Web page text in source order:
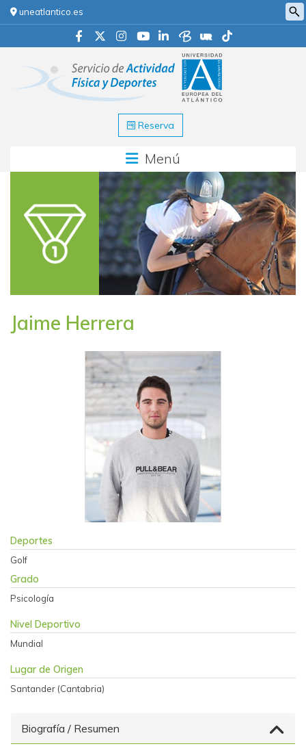
uneatlantico.es
Reserva
Menú
Jaime Herrera
Deportes
Golf
Grado
Psicología
Nivel Deportivo
Mundial
Lugar de Origen
Santander (Cantabria)
Biografía / Resumen